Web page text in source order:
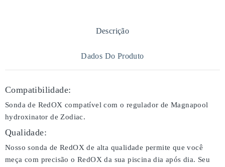
Descrição
Dados Do Produto
Compatibilidade:
Sonda de RedOX compatível com o regulador de Magnapool
hydroxinator de Zodiac.
Qualidade:
Nosso sonda de RedOX de alta qualidade permite que você
meça com precisão o RedOX da sua piscina dia após dia. Seu